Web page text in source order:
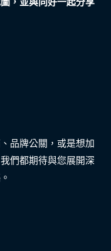
品牌公關，或是想加
們都期待與您展開深